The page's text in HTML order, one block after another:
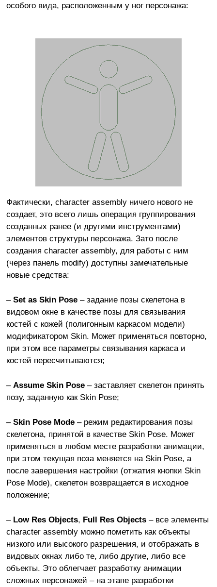
особого вида, расположенным у ног персонажа:
Фактически, character assembly ничего нового не
создает, это всего лишь операция группирования
созданных ранее (и другими инструментами)
элементов структуры персонажа. Зато после
создания character assembly, для работы с ним
(через панель modify) доступны замечательные
новые средства:
– Set as Skin Pose– задание позы скелетона в
видовом окне в качестве позы для связывания
костей с кожей (полигонным каркасом модели)
модификатором Skin. Может применяться повторно,
при этом все параметры связывания каркаса и
костей пересчитываются;
– Assume Skin Pose– заставляет скелетон принять
позу, заданную как Skin Pose;
– Skin Pose Mode– режим редактирования позы
скелетона, принятой в качестве Skin Pose. Может
применяться в любом месте разработки анимации,
при этом текущая поза меняется на Skin Pose, а
после завершения настройки (отжатия кнопки Skin
Pose Mode), скелетон возвращается в исходное
положение;
– Low Res Objects, Full Res Objects– все элементы
character assembly можно пометить как объекты
низкого или высокого разрешения, и отображать в
видовых окнах либо те, либо другие, либо все
объекты. Это облегчает разработку анимации
сложных персонажей – на этапе разработки